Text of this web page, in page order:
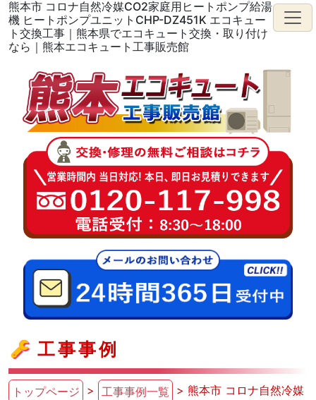
熊本市 コロナ自然冷媒CO2家庭用ヒートポンプ給湯
機 ヒートポンプユニットCHP-DZ451K エコキュー
ト交換工事｜熊本県でエコキュート交換・取り付け
なら｜熊本エコキュート工事販売館
工事事例
トップページ > 工事事例一覧 > 熊本市 コロナ自然冷媒